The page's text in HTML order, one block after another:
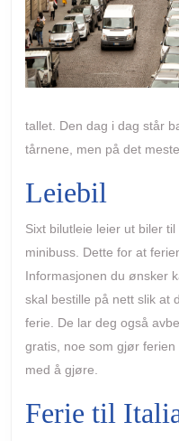
tallet. Den dag i dag står
tårnene, men på det
Leiebil
Sixt bilutleie leier ut biler
minibuss. Dette for at
Informasjonen du ønsker
skal bestille på nett slik at
ferie. De lar deg også
gratis, noe som gjør
med å gjøre.
Ferie til